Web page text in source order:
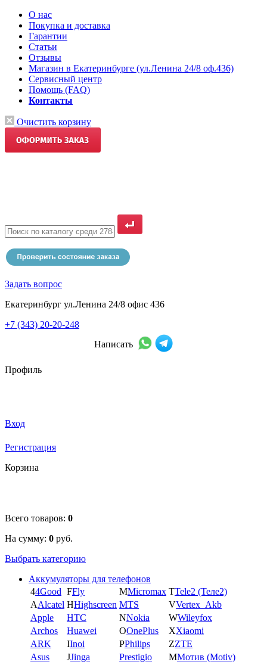
О нас
Покупка и доставка
Гарантии
Статьи
Отзывы
Магазин в Екатеринбурге (ул.Ленина 24/8 оф.436)
Сервисный центр
Помощь (FAQ)
Контакты
Очистить корзину
Задать вопрос
Екатеринбург ул.Ленина 24/8 офис 436
+7 (343) 20-20-248
Написать
Профиль
Вход
Регистрация
Корзина
Всего товаров: 0
На сумму: 0 руб.
Выбрать категорию
Аккумуляторы для телефонов
44Good FFly MMicromax TTele2 (Теле2)
AAlcatel HHighscreen MTS VVertex_Akb
Apple
HTC NNokia WWileyfox
Archos
Huawei OOnePlus XXiaomi
ARK
IInoi PPhilips ZZTE
Asus
JJinga Prestigio ММотив (Motiv)